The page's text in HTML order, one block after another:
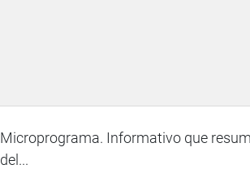
Microprograma. Informativo que
del...